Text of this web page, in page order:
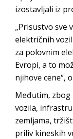
izostavljali iz
„Prisustvo sve
električnih
za polovnim
Evropi, a to
njihove cene“,
Međutim,
vozila,
zemljama,
priliv kineskih